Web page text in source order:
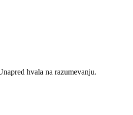
hvala na razumevanju.